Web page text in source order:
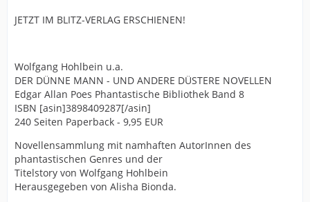
JETZT IM BLITZ-VERLAG ERSCHIENEN!
Wolfgang Hohlbein u.a.
DER DÜNNE MANN - UND ANDERE DÜSTERE NOVELLEN
Edgar Allan Poes Phantastische Bibliothek Band 8
ISBN [asin]3898409287[/asin]
240 Seiten Paperback - 9,95 EUR
Novellensammlung mit namhaften AutorInnen des
phantastischen Genres und der
Titelstory von Wolfgang Hohlbein
Herausgegeben von Alisha Bionda.